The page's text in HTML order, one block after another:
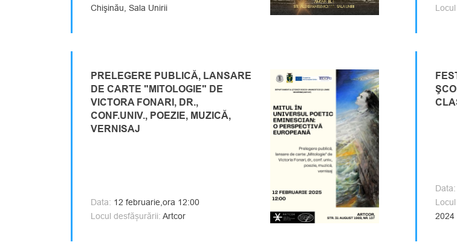
Chişinău, Sala Unirii
PRELEGERE PUBLICĂ, LANSARE
DE CARTE "MITOLOGIE" DE
VICTORA FONARI, DR.,
CONF.UNIV., POEZIE, MUZICĂ,
VERNISAJ
Data: 12 februarie,ora 12:00
Locul desfășurării: Artcor
Data:
2024